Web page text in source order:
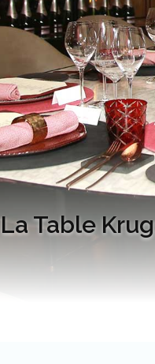
La Table